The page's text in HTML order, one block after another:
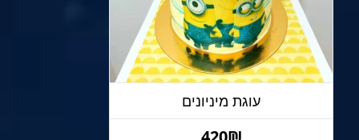
עוגת מיניונים